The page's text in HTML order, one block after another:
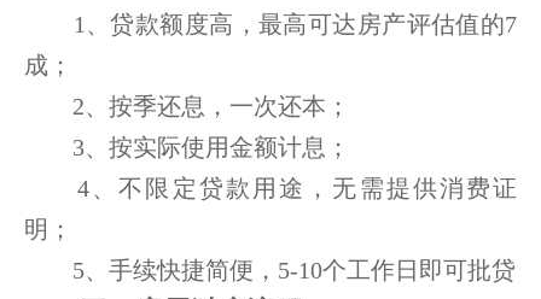
1、贷款额度高，最高可达房产评估值的7
成；
2、按季还息，一次还本；
3、按实际使用金额计息；
4、不限定贷款用途，无需提供消费证
明；
5、手续快捷简便，5-10个工作日即可批贷